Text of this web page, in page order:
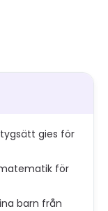
gies för
för
barn från